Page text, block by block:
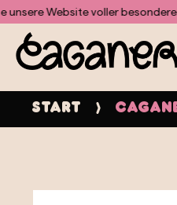
Für das Doofinder-Modul wurde
Website voller besonderer
Start